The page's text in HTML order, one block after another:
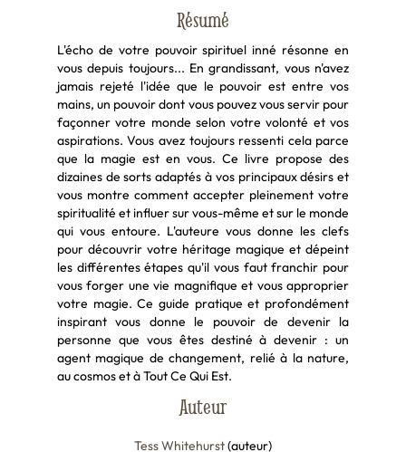
Résumé
L'écho de votre pouvoir spirituel inné résonne en
vous depuis toujours... En grandissant, vous n'avez
jamais rejeté l'idée que le pouvoir est entre vos
mains, un pouvoir dont vous pouvez vous servir pour
façonner votre monde selon votre volonté et vos
aspirations. Vous avez toujours ressenti cela parce
que la magie est en vous. Ce livre propose des
dizaines de sorts adaptés à vos principaux désirs et
vous montre comment accepter pleinement votre
spiritualité et influer sur vous-même et sur le monde
qui vous entoure. L'auteure vous donne les clefs
pour découvrir votre héritage magique et dépeint
les différentes étapes qu'il vous faut franchir pour
vous forger une vie magnifique et vous approprier
votre magie. Ce guide pratique et profondément
inspirant vous donne le pouvoir de devenir la
personne que vous êtes destiné à devenir : un
agent magique de changement, relié à la nature,
au cosmos et à Tout Ce Qui Est.
Auteur
Tess Whitehurst(auteur)